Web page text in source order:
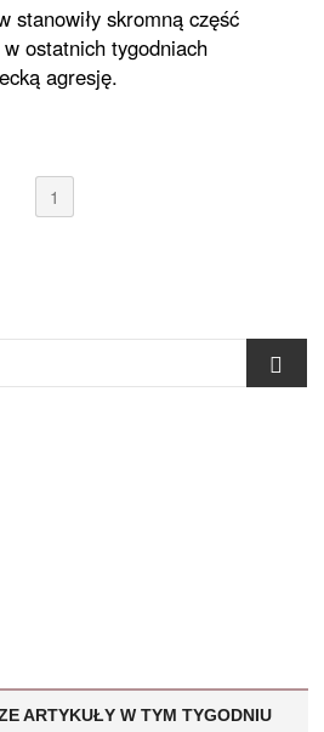
stanowiły skromną część
ostatnich tygodniach
agresję.
1
Search
…
ARTYKUŁY W TYM TYGODNIU